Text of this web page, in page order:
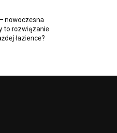
nowoczesna
to rozwiązanie
łazience?